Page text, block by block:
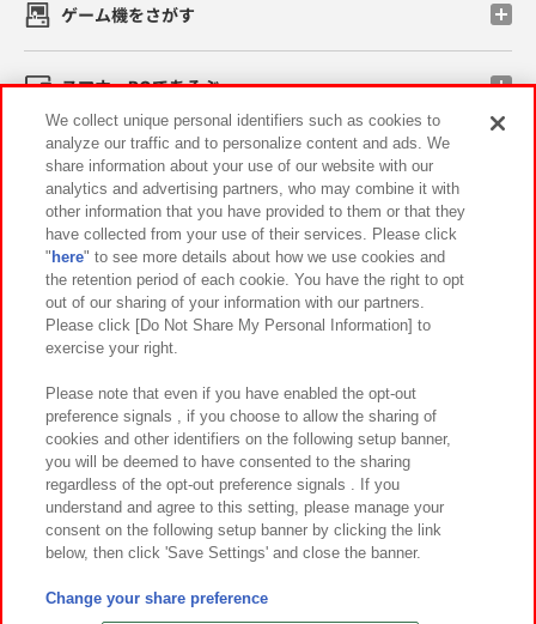
ゲーム機をさがす
スマホ・PCであそぶ
イベント・キャンペーン
関連会社 サステナビリティ サイトポリシー
プライバシーポリシー ウェブアクセシビリティ方針と検証結果
お取引先さまとともに
カスタマーハラスメント対応方針 よくあるご質問・お問い合わせ
©Bandai Namco Amusement Inc.
©Bandai Namco Amusement Lab Inc.
We collect unique personal identifiers such as cookies to
analyze our traffic and to personalize content and ads. We
share information about your use of our website with our
analytics and advertising partners, who may combine it with
other information that you have provided to them or that they
have collected from your use of their services. Please click
" here" to see more details about how we use cookies and
the retention period of each cookie. You have the right to opt
out of our sharing of your information with our partners.
Please click [Do Not Share My Personal Information] to
exercise your right.
Please note that even if you have enabled the opt-out
preference signals , if you choose to allow the sharing of
cookies and other identifiers on the following setup banner,
you will be deemed to have consented to the sharing
regardless of the opt-out preference signals . If you
understand and agree to this setting, please manage your
consent on the following setup banner by clicking the link
below, then click 'Save Settings' and close the banner.
Change your share preference